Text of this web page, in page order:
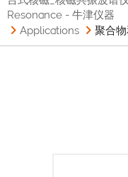
Resonance - 牛津仪器
Applications
聚合